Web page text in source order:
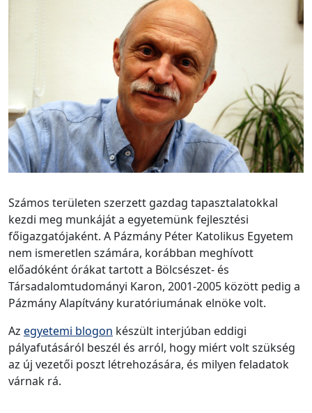
Számos területen szerzett gazdag tapasztalatokkal
kezdi meg munkáját a egyetemünk fejlesztési
főigazgatójaként. A Pázmány Péter Katolikus Egyetem
nem ismeretlen számára, korábban meghívott
előadóként órákat tartott a Bölcsészet- és
Társadalomtudományi Karon, 2001-2005 között pedig a
Pázmány Alapítvány kuratóriumának elnöke volt.
Az egyetemi blogon készült interjúban eddigi
pályafutásáról beszél és arról, hogy miért volt szükség
az új vezetői poszt létrehozására, és milyen feladatok
várnak rá.